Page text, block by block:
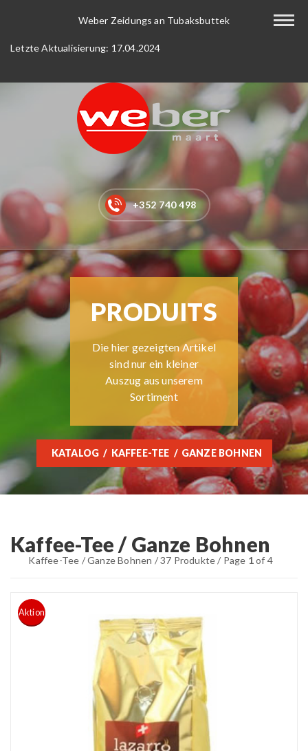
Weber Zeidungs an Tubaksbuttek
Letzte Aktualisierung: 17.04.2024
Kaffee-Tee
Getränke
Lebensmittel
Shop
Tabak
+352 740 498
PRODUITS
Die hier gezeigten Artikel
sind nur ein kleiner
Auszug aus unserem
Sortiment
KATALOG KAFFEE-TEE GANZE BOHNEN
Kaffee-Tee / Ganze Bohnen
Kaffee-Tee / Ganze Bohnen / 37 Produkte / Page 1of 4
READ MORE
Aktion